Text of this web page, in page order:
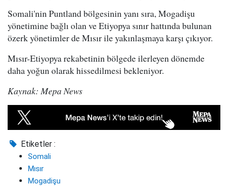
Somali'nin Puntland bölgesinin yanı sıra, Mogadişu
yönetimine bağlı olan ve Etiyopya sınır hattında bulunan
özerk yönetimler de Mısır ile yakınlaşmaya karşı çıkıyor.
Mısır-Etiyopya rekabetinin bölgede ilerleyen dönemde
daha yoğun olarak hissedilmesi bekleniyor.
Kaynak: Mepa News
Etiketler :
Somali
Mısır
Mogadişu